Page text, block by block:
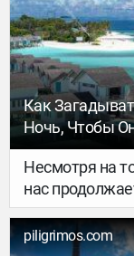
выходной,
Как
Ночь, Чтобы
Несмотря на
нас
Например,
возможности
piligrimos.com